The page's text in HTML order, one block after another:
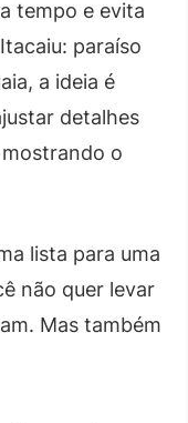
tempo e evita
paraíso
a ideia é
detalhes
o
lista para uma
não quer levar
Mas também